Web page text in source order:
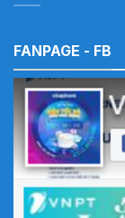
FANPAGE - FB